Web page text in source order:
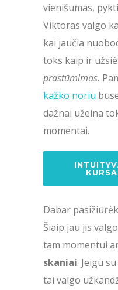
vienišumas,
Viktoras valgo
kai jaučia
toks kaip ir
prastūmimas.
kažko noriu
dažnai užeina
momentai.
Dabar
Šiaip jau jis
tam momentui
skaniai. Jeigu
tai valgo